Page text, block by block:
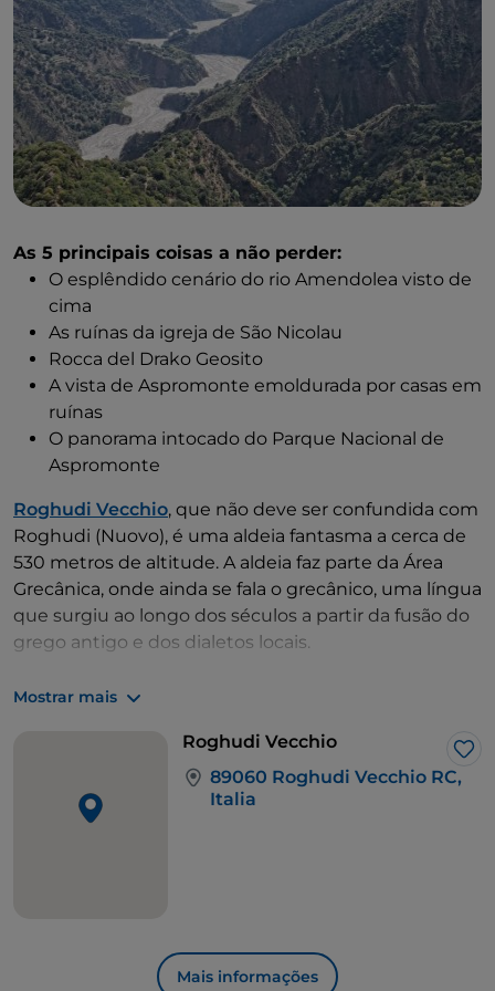
para uma fotografia e uma vista magnífica. No
caminho para as ruínas do castelo, pode parar para
admirar a fachada daigreja de São Pedro e São
Paulo, que sobreviveu ao terramoto de 1783.
A partir daqui, pode chegar às ruínas do castelo no
ponto mais alto da aldeia. Quando o sul da Calábria
ocupado por uma fortaleza militar. A sua posição
estratégica, com vista para o mar e para as colinas,
permitia-lhe controlar os inimigos, que geralmente
chegavam de navio. No final do século XVI, a família
Alberti comprou a aldeia e transformou a antiga
fortaleza num castelo. Não resta muito, mas a subida
vale a pena pelas vistas panorâmicas espetaculares.
As 5 principais coisas a não perder:
O esplêndido cenário do rio Amendolea visto de
cima
As ruínas da igreja de São Nicolau
Rocca del Drako Geosito
A vista de Aspromonte emoldurada por casas em
ruínas
O panorama intocado do Parque Nacional de
Aspromonte
Roghudi Vecchio, que não deve ser confundida com
Roghudi (Nuovo), é uma aldeia fantasma a cerca de
530 metros de altitude. A aldeia faz parte da Área
Grecânica, onde ainda se fala o grecânico, uma língua
que surgiu ao longo dos séculos a partir da fusão do
grego antigo e dos dialetos locais.
A aldeia foi construída no interior, sobre uma rocha
área isolada e sujeita a desastres geológicos. Após
duas violentas inundações em 1971 e 1973, que
danificaram gravemente muitas casas e causaram
várias mortes, os habitantes foram evacuados.
Mostrar mais
Roghudi Vecchio
89060 Roghudi Vecchio RC,
Italia
Mais informações